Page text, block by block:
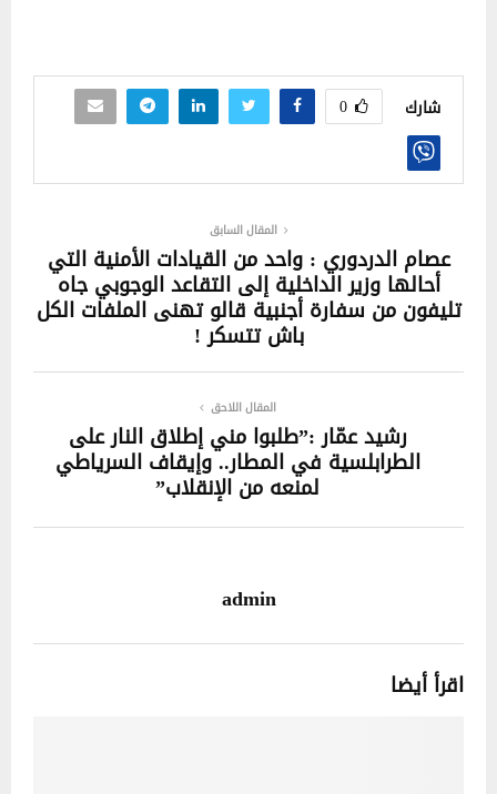
شارك 0
المقال السابق
عصام الدردوري : واحد من القيادات الأمنية التي
أحالها وزير الداخلية إلى التقاعد الوجوبي جاه
تليفون من سفارة أجنبية قالو تهنى الملفات الكل
باش تتسكر !
المقال اللاحق
رشيد عمّار :”طلبوا مني إطلاق النار على
الطرابلسية في المطار.. وإيقاف السرياطي
لمنعه من الإنقلاب”
admin
اقرأ أيضا